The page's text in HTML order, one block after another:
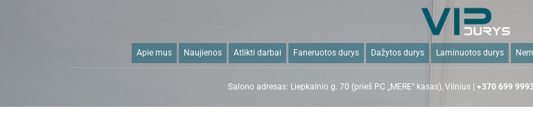
Apie mus Naujienos Atlikti darbai Faneruotos durys Dažytos durys Laminuotos durys
Salono adresas: Liepkalnio g. 70 (prieš PC „MERE“ kasas), Vilnius | +370 699